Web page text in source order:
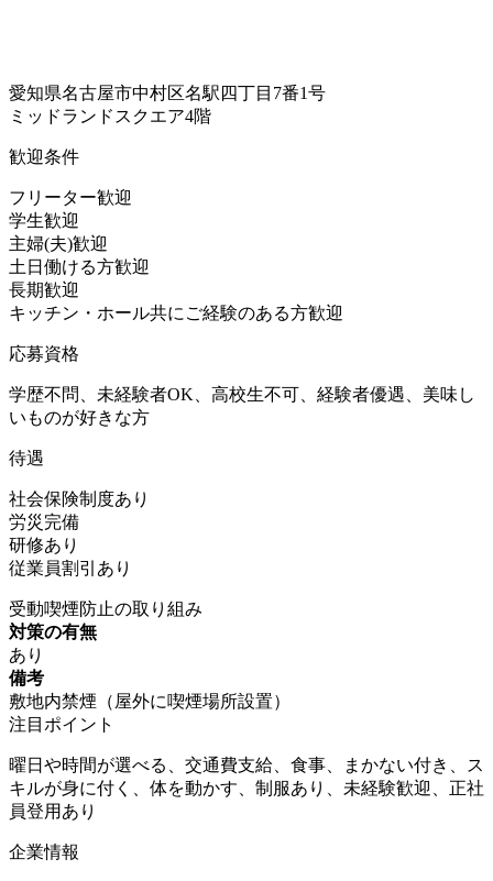
愛知県名古屋市中村区名駅四丁目7番1号
ミッドランドスクエア4階
歓迎条件
フリーター歓迎
学生歓迎
主婦(夫)歓迎
土日働ける方歓迎
長期歓迎
キッチン・ホール共にご経験のある方歓迎
応募資格
学歴不問、未経験者OK、高校生不可、経験者優遇、美味し
いものが好きな方
待遇
社会保険制度あり
労災完備
研修あり
従業員割引あり
受動喫煙防止の取り組み
対策の有無
あり
備考
敷地内禁煙（屋外に喫煙場所設置）
注目ポイント
曜日や時間が選べる、交通費支給、食事、まかない付き、ス
キルが身に付く、体を動かす、制服あり、未経験歓迎、正社
員登用あり
企業情報